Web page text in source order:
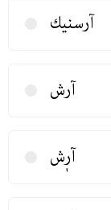
آرسنیك
آرش
آرٖش